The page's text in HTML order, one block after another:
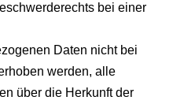
bei einer
Daten nicht bei
werden, alle
über die Herkunft der